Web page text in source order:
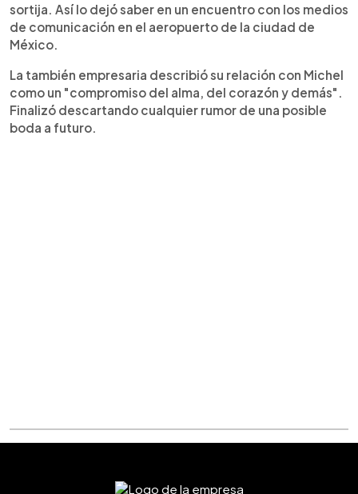
sortija. Así lo dejó saber en un encuentro con los medios
de comunicación en el aeropuerto de la ciudad de
México.
La también empresaria describió su relación con Michel
como un "compromiso del alma, del corazón y demás".
Finalizó descartando cualquier rumor de una posible
boda a futuro.